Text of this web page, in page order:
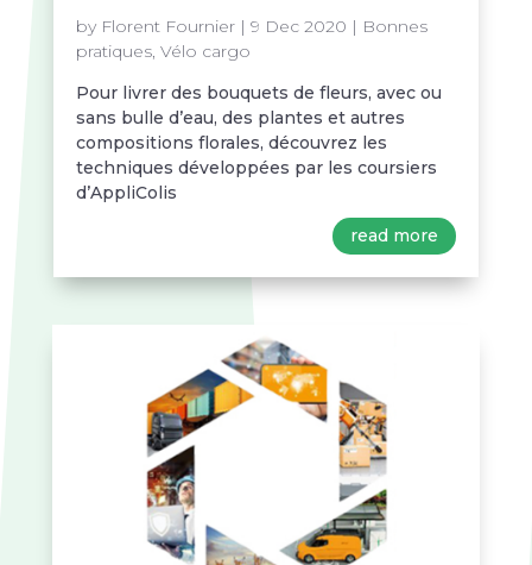
by Florent Fournier| 9 Dec 2020 | Bonnes
pratiques, Vélo cargo
Pour livrer des bouquets de fleurs, avec ou
sans bulle d’eau, des plantes et autres
compositions florales, découvrez les
techniques développées par les coursiers
d’AppliColis
read more